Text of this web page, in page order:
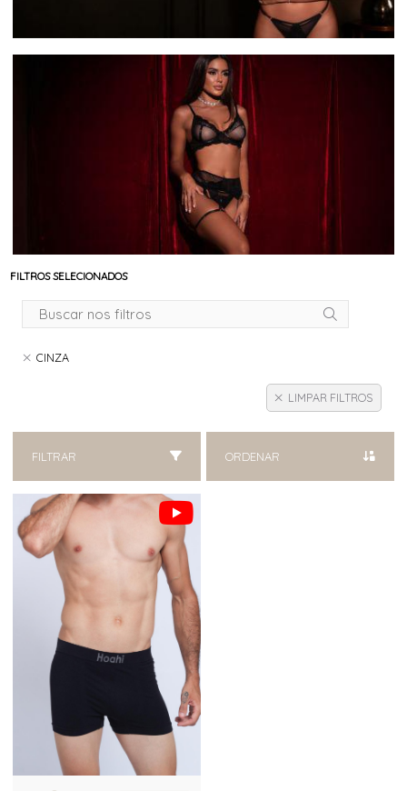
FILTROS SELECIONADOS
CINZA
LIMPAR FILTROS
FILTRAR ORDENAR